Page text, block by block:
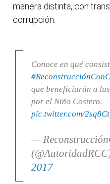
manera distinta, con
corrupción.
Conoce en qué
que beneficiarán a
por el Niño Costero.
pic.twitter.com/
—
2017